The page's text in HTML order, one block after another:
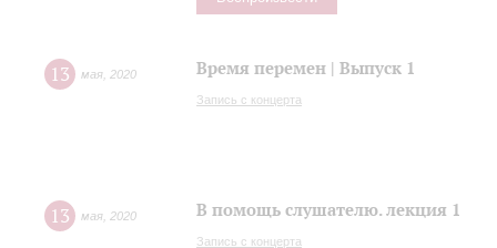
13 мая 2020 Время перемен | Выпуск 1
Запись с концерта
13 мая 2020 В помощь слушателю. лекция 1
Запись с концерта